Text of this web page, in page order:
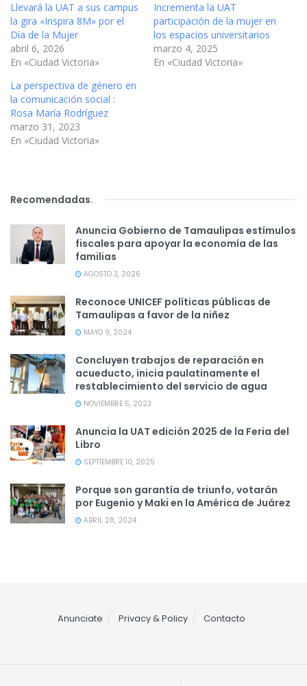
Llevará la UAT a sus campus
la gira «Inspira 8M» por el
Día de la Mujer
abril 6, 2026
En «Ciudad Victoria»
Incrementa la UAT
participación de la mujer en
los espacios universitarios
marzo 4, 2025
En «Ciudad Victoria»
La perspectiva de género en
la comunicación social :
Rosa María Rodríguez
marzo 31, 2023
En «Ciudad Victoria»
Recomendadas.
Anuncia Gobierno de Tamaulipas estímulos
fiscales para apoyar la economía de las
familias
AGOSTO 3, 2026
Reconoce UNICEF políticas públicas de
Tamaulipas a favor de la niñez
MAYO 9, 2024
Concluyen trabajos de reparación en
acueducto, inicia paulatinamente el
restablecimiento del servicio de agua
NOVIEMBRE 5, 2023
Anuncia la UAT edición 2025 de la Feria del
Libro
SEPTIEMBRE 10, 2025
Porque son garantía de triunfo, votarán
por Eugenio y Maki en la América de Juárez
ABRIL 28, 2024
Anunciate Privacy & Policy Contacto